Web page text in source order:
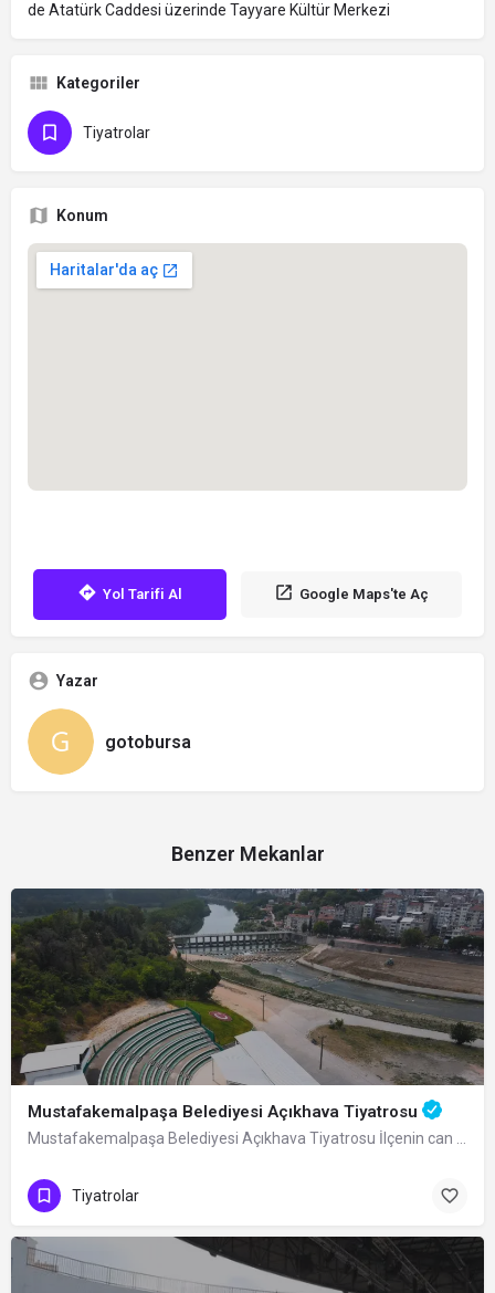
de Atatürk Caddesi üzerinde Tayyare Kültür Merkezi
Kategoriler
Tiyatrolar
Konum
Yol Tarifi Al Google Maps'te Aç
Yazar
gotobursa
Benzer Mekanlar
Mustafakemalpaşa Belediyesi Açıkhava Tiyatrosu
Mustafakemalpaşa Belediyesi Açıkhava Tiyatrosu İlçenin can damarlarından biri olan…
Tiyatrolar